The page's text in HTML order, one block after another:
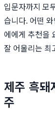
입문자까지 모
습니다. 어떤
에에게 추천을
잘 어울리는 최
제주 흑돼
주